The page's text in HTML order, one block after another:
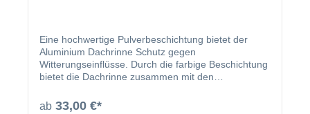
Eine hochwertige Pulverbeschichtung bietet der
Aluminium Dachrinne Schutz gegen
Witterungseinflüsse. Durch die farbige Beschichtung
bietet die Dachrinne zusammen mit den
homogenes Gesamtbild.
ab 33,00 €*